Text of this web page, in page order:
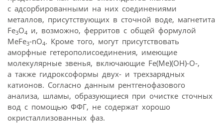
с адсорбированными на них соединениями
металлов, присутствующих в сточной воде, магнетита
Fe3O4 и, возможно, ферритов с общей формулой
МеFe3‑nO4. Кроме того, могут присутствовать
аморфные гетерополисоединения, имеющие
молекулярные звенья, включающие Fe(Me)(OH)-O‑,
а также гидроксоформы двух- и трехзарядных
катионов. Согласно данным рентгенофазового
анализа, шламы, образующиеся при очистке сточных
вод с помощью ФФГ, не содержат хорошо
окристаллизованных фаз.